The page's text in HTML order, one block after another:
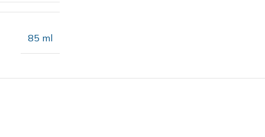
85 ml